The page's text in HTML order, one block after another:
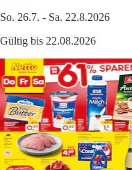
So. 26.7. - Sa. 22.8.2026
Gültig bis 22.08.2026